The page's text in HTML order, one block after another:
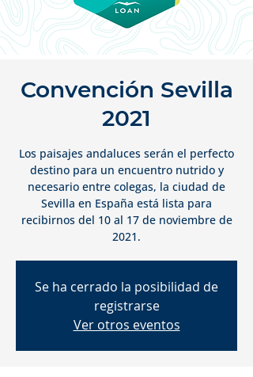
Convención Sevilla
2021
Los paisajes andaluces serán el perfecto
destino para un encuentro nutrido y
necesario entre colegas, la ciudad de
Sevilla en España está lista para
recibirnos del 10 al 17 de noviembre de
2021.
Se ha cerrado la posibilidad de
registrarse
Ver otros eventos